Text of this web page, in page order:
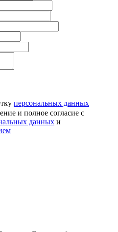
персональных данных
и полное согласие с
данных и